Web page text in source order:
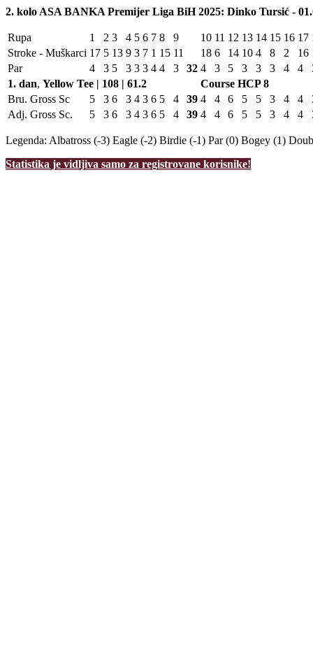
2. kolo ASA BANKA Premijer Liga BiH 2025: Dinko Tursić -
Rupa 1 2 3 4 5 6 7 8 9 10 11 12 13 14 15 16 17
Stroke - Muškarci 17 5 13 9 3 7 1 15 11 18 6 14 10 4 8 2 16
Par
4 3 5 3 3 3 4 4 3 32 4 3 5 3 3 3 4 4
1. dan, Yellow Tee | 108 | 61.2 Course HCP8
Bru. Gross Sc
5 3 6 3 4 3 6 5 4 39 4 4 6 5 5 3 4 4
Adj. Gross Sc.
5 3 6 3 4 3 6 5 4 39 4 4 6 5 5 3 4 4
Legenda: Albatross (-3) Eagle (-2) Birdie (-1) Par (0) Bogey (1)
Statistika je vidljiva samo za registrovane korisnike!